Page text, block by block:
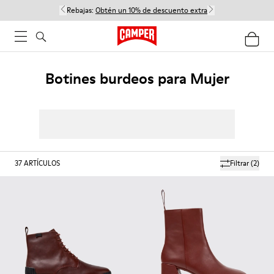
Rebajas: Obtén un 10% de descuento extra
Botines burdeos para Mujer
Filtrar(2)
37ARTÍCULOS